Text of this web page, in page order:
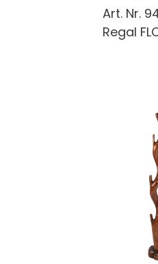
Art. Nr.
Regal